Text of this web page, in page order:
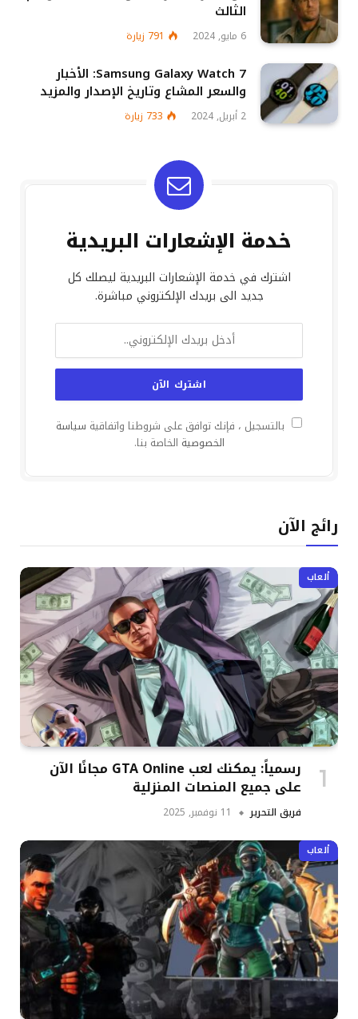
الثالث
6 مايو, 2024 791 زيارة
Samsung Galaxy Watch 7: الأخبار
والسعر المشاع وتاريخ الإصدار والمزيد
2 أبريل, 2024 733 زيارة
خدمة الإشعارات البريدية
اشترك في خدمة الإشعارات البريدية ليصلك كل
جديد الى بريدك الإلكتروني مباشرة.
بالتسجيل ، فإنك توافق على شروطنا واتفاقية سياسة
الخصوصية الخاصة بنا.
رائج الآن
ألعاب
رسمياً: يمكنك لعب GTA Online مجانًا الآن
على جميع المنصات المنزلية
فريق التحرير 11 نوفمبر, 2025
ألعاب